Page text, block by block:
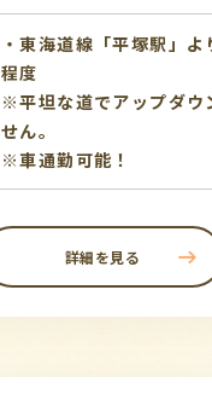
・東海道線「平塚駅」
程度
※平坦な道でアップダウ
せん。
※車通勤可能！
詳細を見る